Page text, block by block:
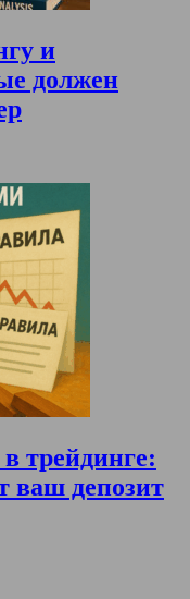
и
должен
трейдинге:
ваш депозит